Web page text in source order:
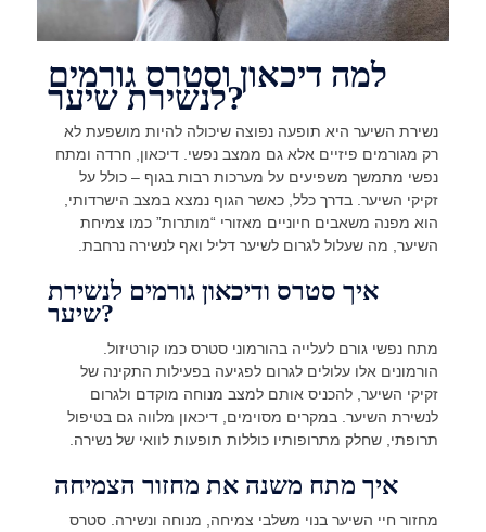
למה דיכאון וסטרס גורמים
לנשירת שיער?
נשירת השיער היא תופעה נפוצה שיכולה להיות מושפעת לא
רק מגורמים פיזיים אלא גם ממצב נפשי. דיכאון, חרדה ומתח
נפשי מתמשך משפיעים על מערכות רבות בגוף – כולל על
זקיקי השיער. בדרך כלל, כאשר הגוף נמצא במצב הישרדותי,
הוא מפנה משאבים חיוניים מאזורי “מותרות” כמו צמיחת
השיער, מה שעלול לגרום לשיער דליל ואף לנשירה נרחבת.
איך סטרס ודיכאון גורמים לנשירת
שיער?
מתח נפשי גורם לעלייה בהורמוני סטרס כמו קורטיזול.
הורמונים אלו עלולים לגרום לפגיעה בפעילות התקינה של
זקיקי השיער, להכניס אותם למצב מנוחה מוקדם ולגרום
לנשירת השיער. במקרים מסוימים, דיכאון מלווה גם בטיפול
תרופתי, שחלק מתרופותיו כוללות תופעות לוואי של נשירה.
איך מתח משנה את מחזור הצמיחה
מחזור חיי השיער בנוי משלבי צמיחה, מנוחה ונשירה. סטרס